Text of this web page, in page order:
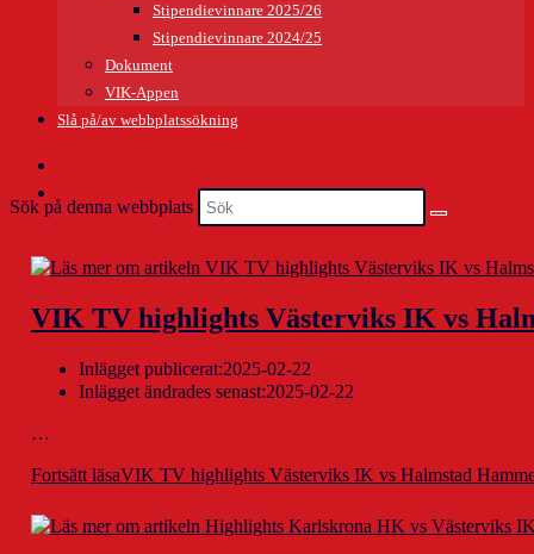
Stipendievinnare 2025/26
Stipendievinnare 2024/25
Dokument
VIK-Appen
Slå på/av webbplatssökning
Sök på denna webbplats
VIK TV highlights Västerviks IK vs
Inlägget publicerat:2025-02-22
Inlägget ändrades senast:2025-02-22
…
Fortsätt läsaVIK TV highlights Västerviks IK vs Halmstad